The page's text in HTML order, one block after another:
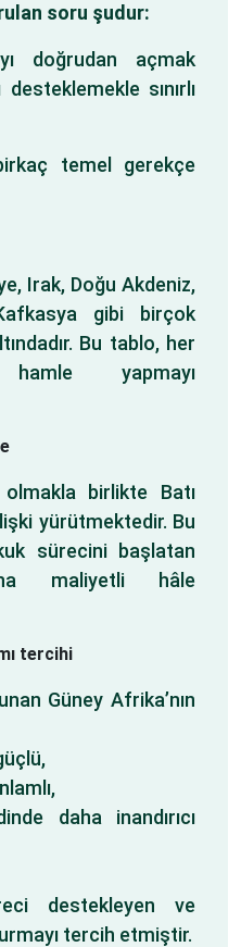
soru şudur:
doğrudan açmak
sınırlı
temel gerekçe
Irak, Doğu Akdeniz,
gibi birçok
Bu tablo, her
yapmayı
birlikte Batı
ilişki yürütmektedir. Bu
sürecini başlatan
maliyetli hâle
tercihi
Güney Afrika’nın
daha inandırıcı
destekleyen ve
tercih etmiştir.